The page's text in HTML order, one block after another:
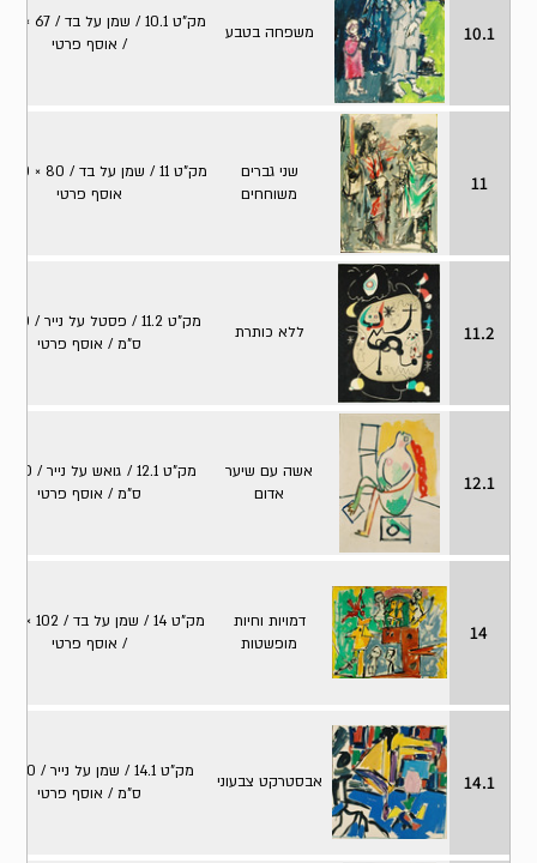
10.1 משפחה בטבע
/ אוסף פרטי
11
שני גברים
משוחחים
אוסף פרטי
11.2 ללא כותרת
ס"מ / אוסף פרטי
12.1
אשה עם שיער
אדום
ס"מ / אוסף פרטי
14
דמויות וחיות
מופשטות
/ אוסף פרטי
14.1 אבסטרקט צבעוני
ס"מ / אוסף פרטי